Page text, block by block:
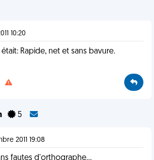
10:20
Rapide, net et sans bavure.
5
2011 19:08
fautes d'orthographe...